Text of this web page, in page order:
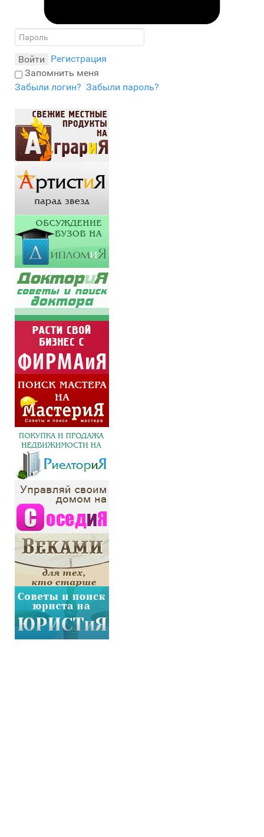
Войти
Регистрация
Запомнить меня
Забыли логин? Забыли пароль?